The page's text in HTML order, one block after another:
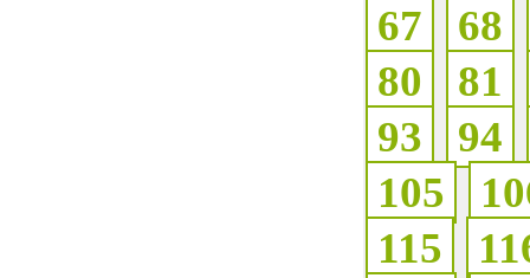
67
68
80
81
93
94
105
115